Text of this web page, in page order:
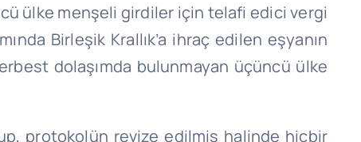
ülke menşeli girdiler için telafi edici vergi
Birleşik Krallık’a ihraç edilen eşyanın
dolaşımda bulunmayan üçüncü ülke
protokolün revize edilmiş halinde hiçbir